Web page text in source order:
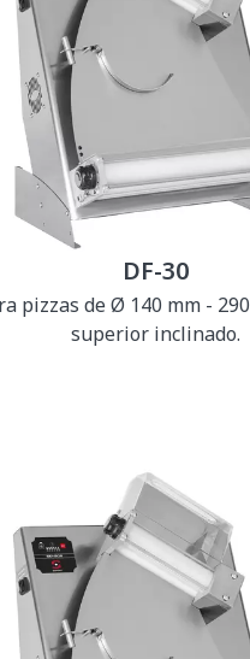
DF-30
pizzas de Ø 140 mm -
superior inclinado.